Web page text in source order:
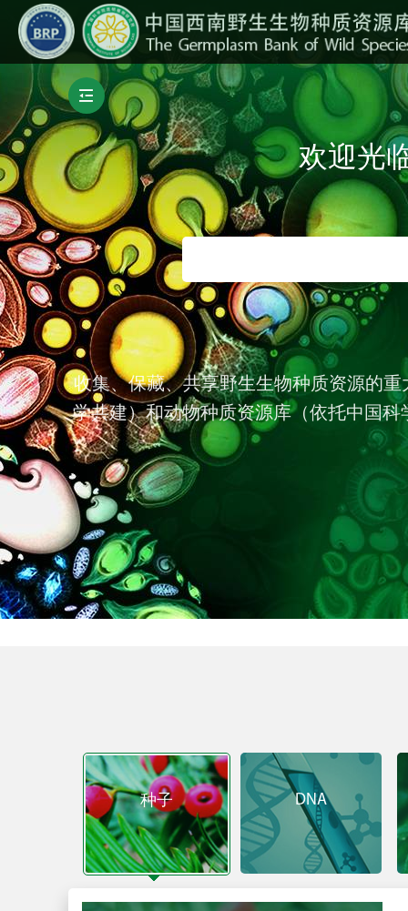
欢迎光
收集、保藏、共享野生生物种质资源的
学共建）和动物种质资源库（依托中国
种子 DNA